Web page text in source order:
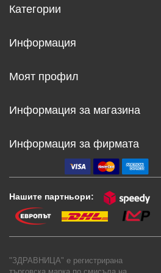
Категории
Информация
Моят профил
Информация за магазина
Информация за фирмата
Нашите партньори:
"ЗДРАВНИЦА" е регистрирана